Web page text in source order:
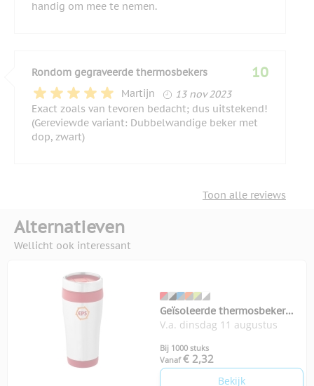
handig om mee te nemen.
Rondom gegraveerde thermosbekers
Martijn
13 november 2023
13 nov 2023
10
Exact zoals van tevoren bedacht; dus uitstekend!
(Gereviewde variant: Dubbelwandige beker met
dop, zwart)
Toon alle reviews
Alternatieven
Wellicht ook interessant
Geïsoleerde thermosbeker
Elwood 410 ml
V.a. dinsdag 11 augustus
Bij 1000 stuks
Vanaf € 2,32
Bekijk